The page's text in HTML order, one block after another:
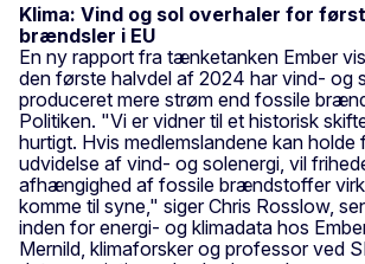
Klima: Vind og sol overhaler for
brændsler i EU
En ny rapport fra tænketanken Ember
den første halvdel af 2024 har vind- og
produceret mere strøm end fossile
Politiken. "Vi er vidner til et historisk
hurtigt. Hvis medlemslandene kan holde
udvidelse af vind- og solenergi, vil
afhængighed af fossile brændstoffer
komme til syne," siger Chris Rosslow,
inden for energi- og klimadata hos
Mernild, klimaforsker og professor ved